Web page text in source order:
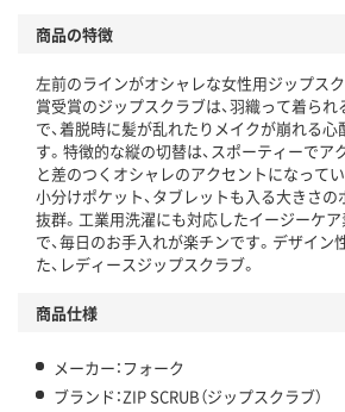
商品の特徴
左前のラインがオシャレな女性用ジップス
賞受賞のジップスクラブは、羽織って着ら
で、着脱時に髪が乱れたりメイクが崩れる
す。特徴的な縦の切替は、スポーティーでア
と差のつくオシャレのアクセントになって
小分けポケット、タブレットも入る大きさ
抜群。工業用洗濯にも対応したイージーケア
で、毎日のお手入れが楽チンです。デザイン
た、レディースジップスクラブ。
商品仕様
メーカー：フォーク
ブランド：ZIP SCRUB（ジップスクラブ）